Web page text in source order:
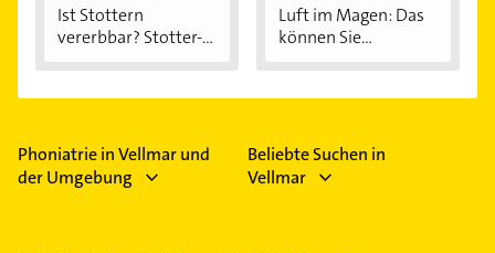
Ist Stottern
vererbbar? Stotter-
Luft im Magen: Das
können Sie...
Phoniatrie in Vellmar und
der Umgebung
Beliebte Suchen in
Vellmar